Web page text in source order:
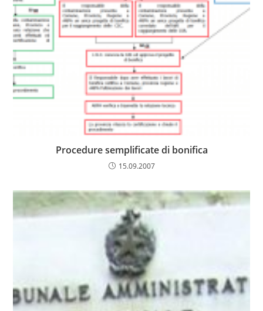
Procedure semplificate di bonifica
15.09.2007